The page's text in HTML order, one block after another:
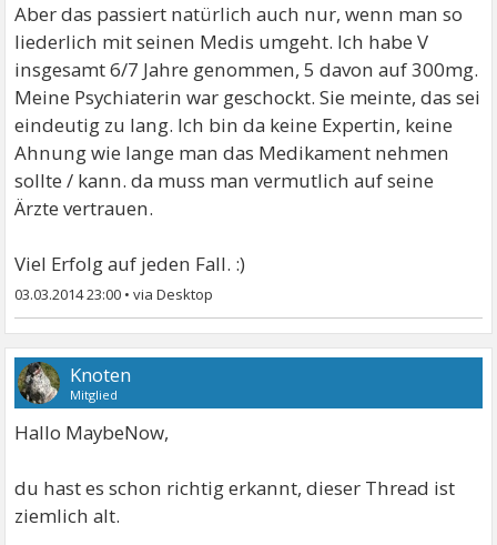
Aber das passiert natürlich auch nur, wenn man so
liederlich mit seinen Medis umgeht. Ich habe V
insgesamt 6/7 Jahre genommen, 5 davon auf 300mg.
Meine Psychiaterin war geschockt. Sie meinte, das sei
eindeutig zu lang. Ich bin da keine Expertin, keine
Ahnung wie lange man das Medikament nehmen
sollte / kann. da muss man vermutlich auf seine
Ärzte vertrauen.
Viel Erfolg auf jeden Fall. :)
03.03.2014 23:00 •
Knoten
Mitglied
Hallo MaybeNow,
du hast es schon richtig erkannt, dieser Thread ist
ziemlich alt.